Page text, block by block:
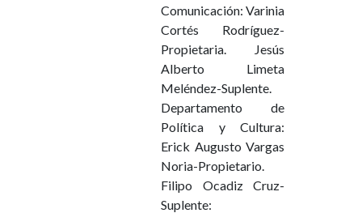
Comunicación: Varinia
Cortés Rodríguez-
Propietaria. Jesús
Alberto Limeta
Meléndez-Suplente.
Departamento de
Política y Cultura:
Erick Augusto Vargas
Noria-Propietario.
Filipo Ocadiz Cruz-
Suplente: